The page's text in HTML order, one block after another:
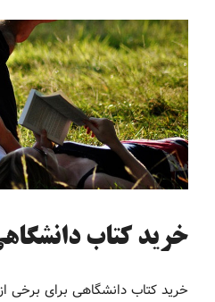
خرید کتاب
خرید کتاب دانشگاهی برای برخی